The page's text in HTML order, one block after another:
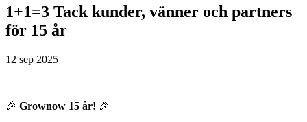
1+1=3 Tack kunder, vänner och partners
för 15 år
12 sep 2025
🎉 Grownow 15 år! 🎉